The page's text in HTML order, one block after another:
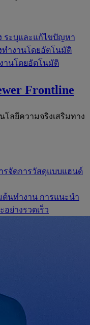
ระบุและแก้ไขปัญหา
ำงานโดยอัตโนมัติ
านโดยอัตโนมัติ
Frontline
ลยีความจริงเสริมทาง
รจัดการวัสดุแบบแฮนด์
ต้นทำงาน การแนะนำ
ย่างรวดเร็ว